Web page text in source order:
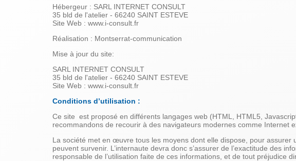
Hébergeur : SARL INTERNET CONSULT
35 bld de l'atelier - 66240 SAINT ESTEVE
Site Web : www.i-consult.fr
Réalisation : Montserrat-communication
Mise à jour du site:
SARL INTERNET CONSULT
35 bld de l'atelier - 66240 SAINT ESTEVE
Site Web : www.i-consult.fr
Conditions d’utilisation :
Ce site est proposé en différents langages web (HTML, HTML5,
recommandons de recourir à des navigateurs modernes comme Internet
La société met en œuvre tous les moyens dont elle dispose, pour
peuvent survenir. L’internaute devra donc s’assurer de l’exactitude des
responsable de l’utilisation faite de ces informations, et de tout préjudice